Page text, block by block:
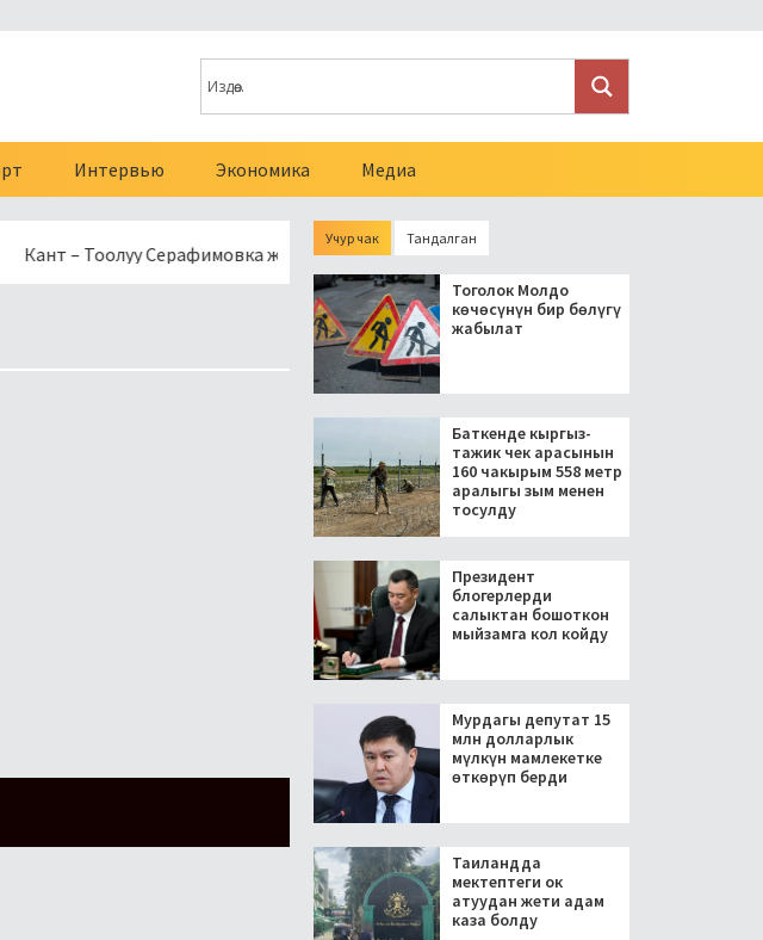
Интервью Экономика Медиа
Тоолуу Серафимовка жолунун 10 чакырымына асфальт төшөлөт
Учур чак Тандалган
Тоголок Молдо
көчөсүнүн бир бөлүгү
жабылат
Баткенде кыргыз-
тажик чек арасынын
160 чакырым 558 метр
аралыгы зым менен
тосулду
Президент
блогерлерди
салыктан бошоткон
мыйзамга кол койду
Мурдагы депутат 15
млн долларлык
мүлкүн мамлекетке
өткөрүп берди
Таиландда
мектептеги ок
атуудан жети адам
каза болду